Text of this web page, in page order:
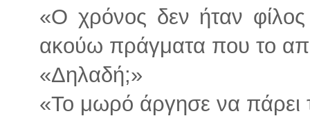
«Ο χρόνος δεν ήταν
ακούω πράγματα που το
«Δηλαδή;»
«Το μωρό άργησε να